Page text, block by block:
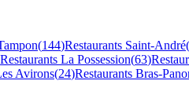
(144)Restaurants Saint-André(
Restaurants La Possession(63)
Avirons(24)Restaurants Bras-